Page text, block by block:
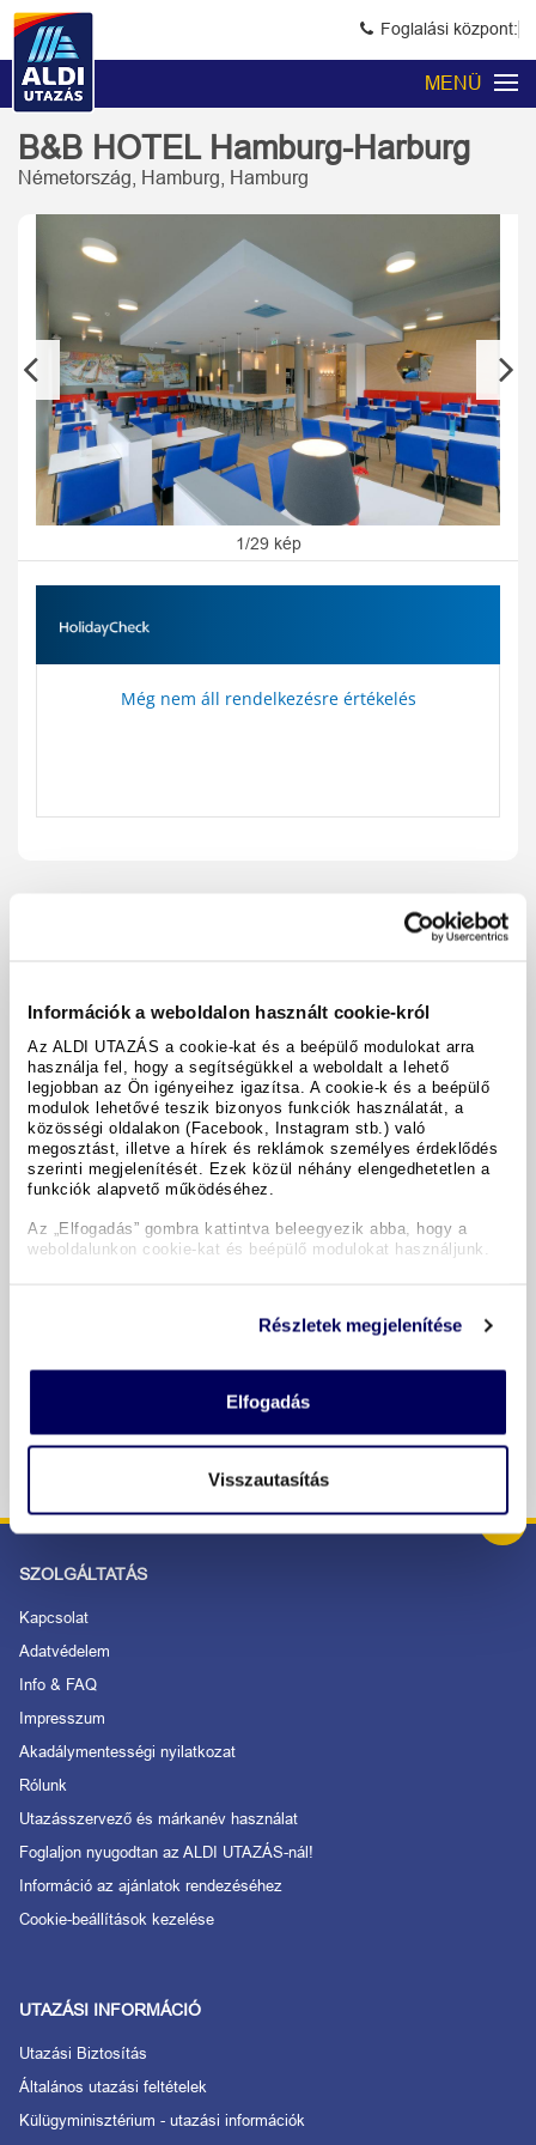
Információk a weboldalon használt cookie-król
Az ALDI UTAZÁS a cookie-kat és a beépülő modulokat arra
használja fel, hogy a segítségükkel a weboldalt a lehető
legjobban az Ön igényeihez igazítsa. A cookie-k és a beépülő
modulok lehetővé teszik bizonyos funkciók használatát, a
közösségi oldalakon (Facebook, Instagram stb.) való
megosztást, illetve a hírek és reklámok személyes érdeklődés
szerinti megjelenítését. Ezek közül néhány elengedhetetlen a
funkciók alapvető működéséhez.
Az „Elfogadás” gombra kattintva beleegyezik abba, hogy a
weboldalunkon cookie-kat és beépülő modulokat használjunk.
Részletek megjelenítése
Elfogadás
Visszautasítás
Foglalási központ:
MENÜ
B&B HOTEL Hamburg-Harburg
Németország, Hamburg, Hamburg
Previous
1/29 kép
Next
Még nem áll rendelkezésre értékelés
megosztás
Felszereltség és tények
A hotel részletei
Időpontok & árak
BIZTONSÁGOS RENDELÉS ÉS FIZETÉS
SZOLGÁLTATÁS
Kapcsolat
Adatvédelem
Info & FAQ
Impresszum
Akadálymentességi nyilatkozat
Rólunk
Utazásszervező és márkanév használat
Foglaljon nyugodtan az ALDI UTAZÁS-nál!
Információ az ajánlatok rendezéséhez
Cookie-beállítások kezelése
UTAZÁSI INFORMÁCIÓ
Utazási Biztosítás
Általános utazási feltételek
Külügyminisztérium - utazási információk